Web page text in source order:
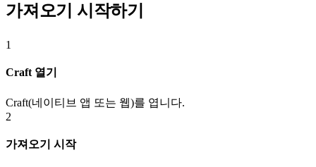
가져오기 시작하기
1
Craft 열기
Craft(네이티브 앱 또는 웹)를 엽니다.
2
가져오기 시작